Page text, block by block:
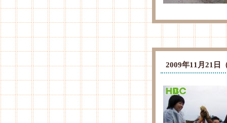
2009年11月21